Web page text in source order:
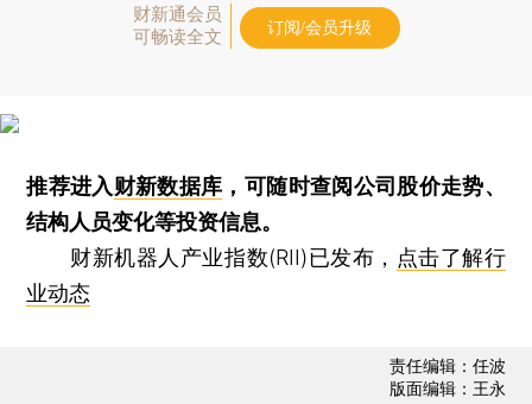
财新通会员
可畅读全文
订阅/会员升级
推荐进入财新数据库 ，可随时查阅公司股价走势、
结构人员变化等投资信息。
财新机器人产业指数(RII)已发布， 点击了解行
业动态
责任编辑：任波
版面编辑：王永